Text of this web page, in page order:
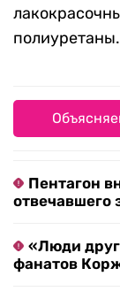
полиуретаны.
Пентагон
отвечавшего
«Люди друг
фанатов